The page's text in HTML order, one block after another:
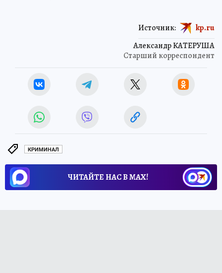
Александр КАТЕРУША
Старший корреспондент
Источник: kp.ru
КРИМИНАЛ
ЧИТАЙТЕ НАС В МАХ!